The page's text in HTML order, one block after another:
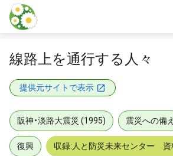
本文に飛ぶ
線路上を通行する人々
提供元サイトで表示
阪神・淡路大震災 (1995) 震災への備え
復興 収録:人と防災未来センター 資